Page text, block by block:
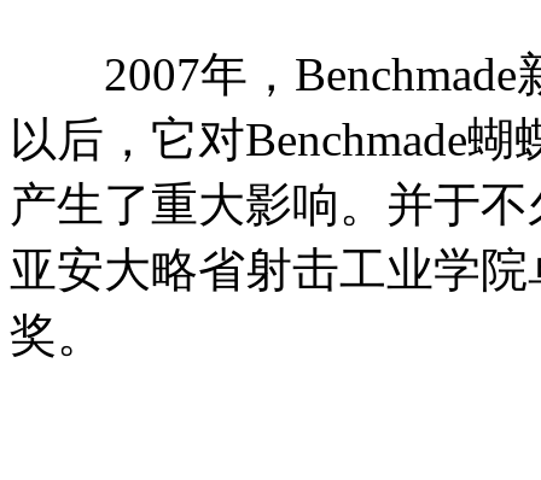
2007年，Benchmade
以后，它对Benchmade
产生了重大影响。并于
亚安大略省射击工业学
奖。